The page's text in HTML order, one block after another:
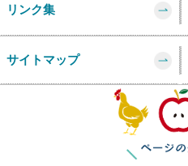
リンク集
サイトマップ